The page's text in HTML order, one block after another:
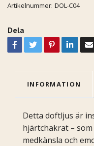
Artikelnummer: DOL-C04
Dela
INFORMATION
Detta doftljus är
hjärtchakrat –
medkänsla och